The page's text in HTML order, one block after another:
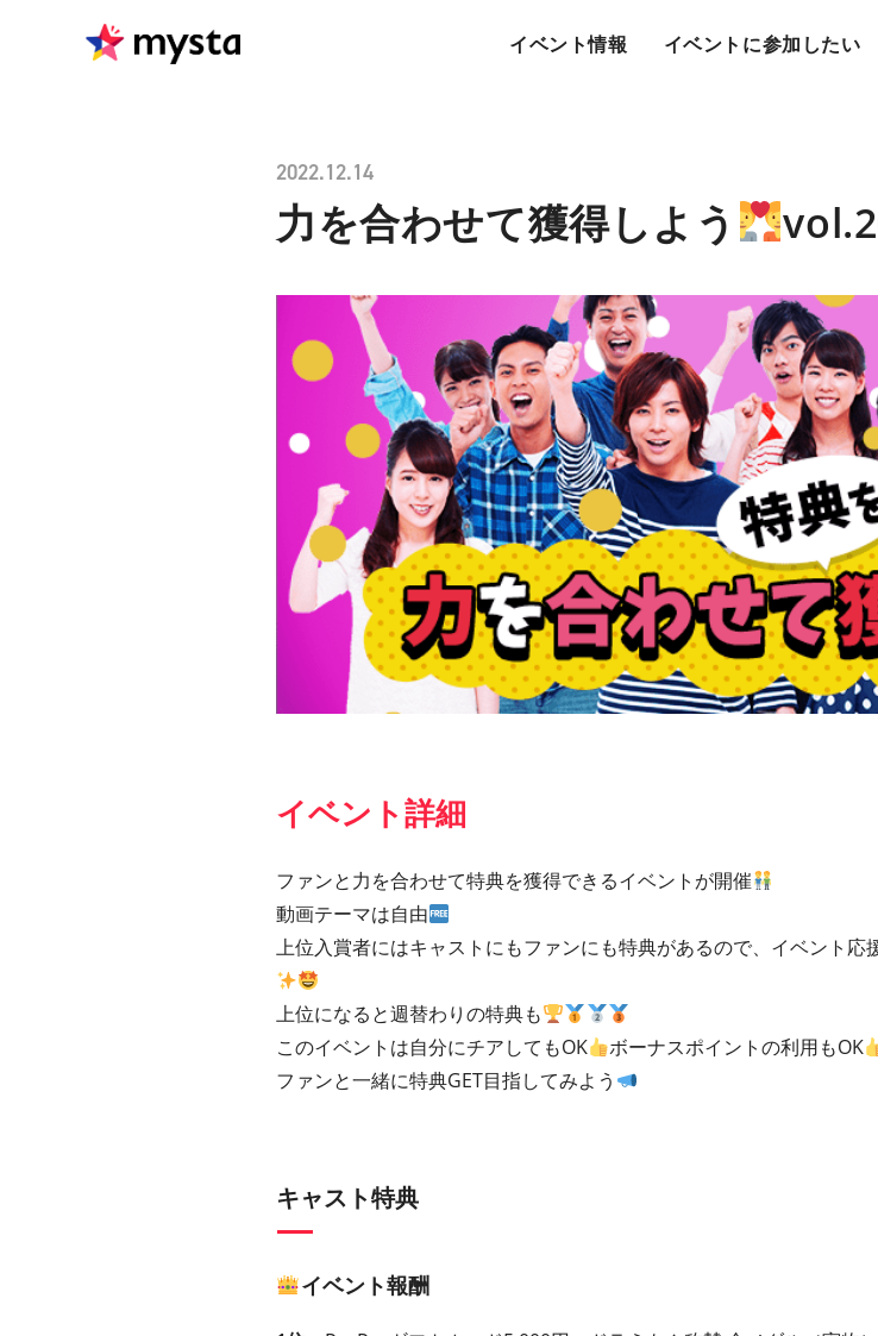
イベント情報 イベントに参加したい
2022.12.14
力を合わせて獲得しよう
イベント詳細
ファンと力を合わせて特典を獲得できるイベントが開催
動画テーマは自由
上位入賞者にはキャストにもファンにも特典があるので、イベント
上位になると週替わりの特典も
このイベントは自分にチアしてもOK
ボーナスポイントの利用もOK
ファンと一緒に特典GET目指してみよう
キャスト特典
イベント報酬